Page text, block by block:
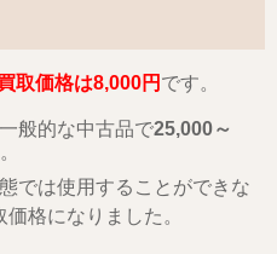
取価格は8,000円 です。
般的な中古品で25,000～
では使用することができな
格になりました。